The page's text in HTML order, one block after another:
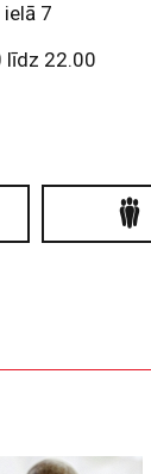
7
līdz 22.00